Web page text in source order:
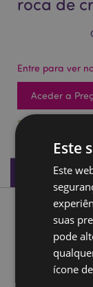
Entre para ver
Aceder a
280 em stock
Descrição
Dragão
Material:
Este
Este
suas
pode
ícone